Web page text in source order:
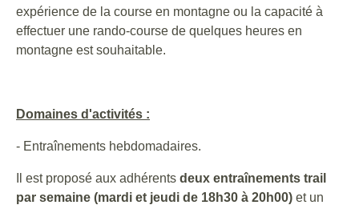
expérience de la course en montagne ou la capacité à
effectuer une rando-course de quelques heures en
montagne est souhaitable.
Domaines d'activités :
- Entraînements hebdomadaires.
Il est proposé aux adhérents deux entraînements trail
par semaine (mardi et jeudi de 18h30 à 20h00) et un